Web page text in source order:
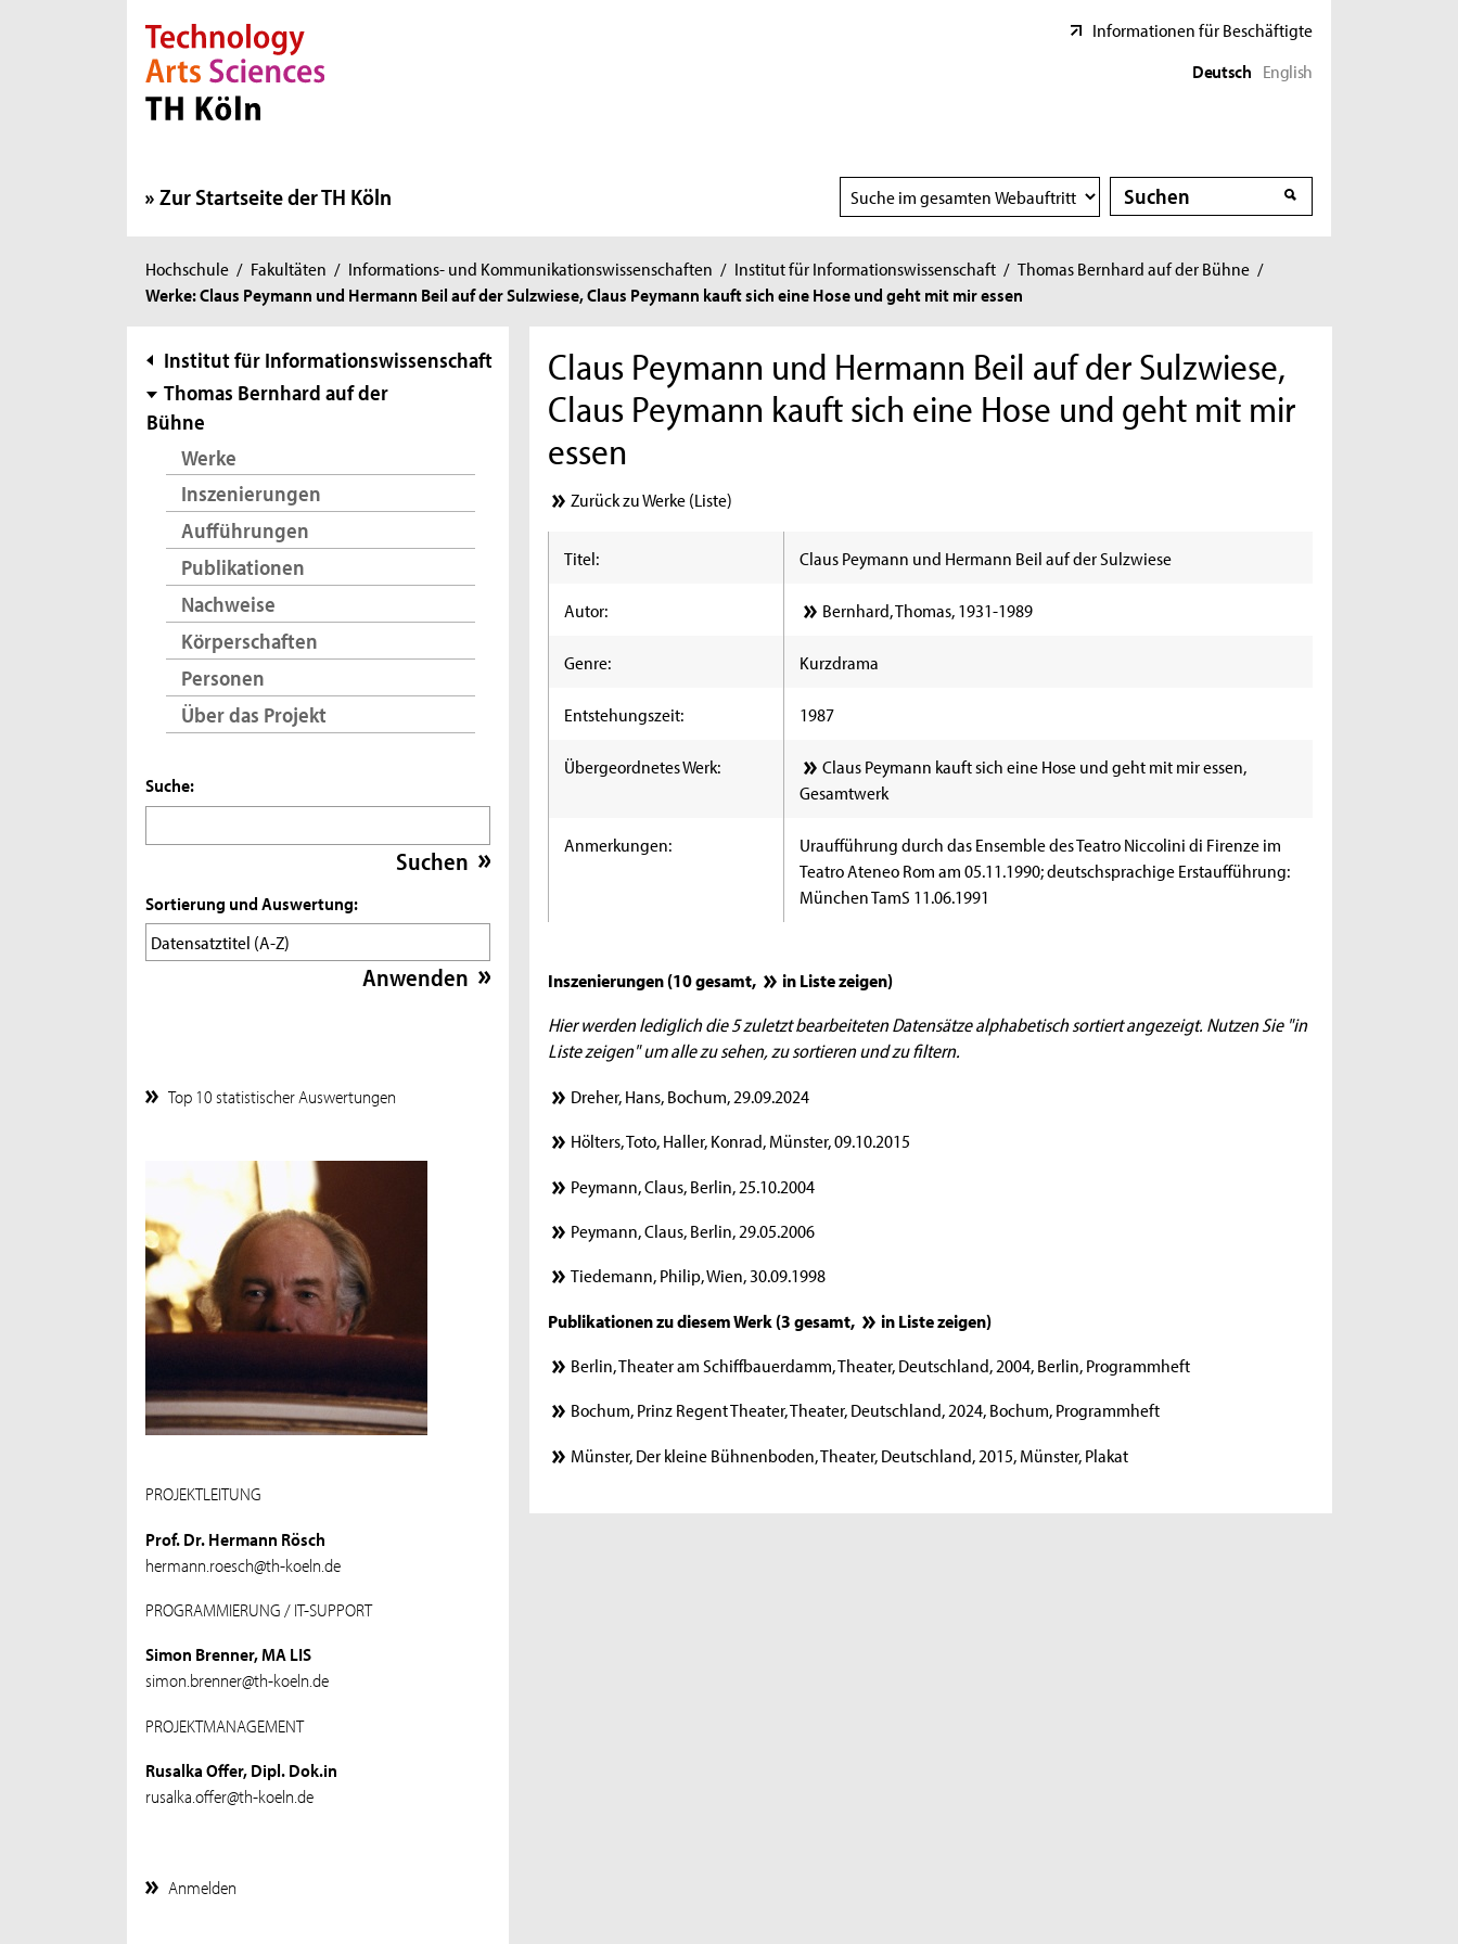
Direkt zur Hauptnavigation
Direkt zur Subnavigation
Direkt zum Inhalt
Direkt zum Fußbereich
Informationen für Beschäftigte
Deutsch English
Zur Startseite der TH Köln
Suchbereich
wählen
Suche
Suche
Sie
sind
Hochschule / Fakultäten / Informations- und Kommunikationswissenschaften / Institut für Informationswissenschaft / Thomas Bernhard auf der Bühne /
Werke: Claus Peymann und Hermann Beil auf der Sulzwiese, Claus Peymann kauft sich eine Hose und geht mit mir essen
Subnavigation
Institut für Informationswissenschaft
Thomas Bernhard auf der
Bühne
Werke
Inszenierungen
Aufführungen
Publikationen
Nachweise
Körperschaften
Personen
Über das Projekt
Suche:
Sortierung und Auswertung:
Top 10 statistischer Auswertungen
PROJEKTLEITUNG
Prof. Dr. Hermann Rösch
hermann.roesch@th-koeln.de
PROGRAMMIERUNG / IT-SUPPORT
Simon Brenner, MA LIS
simon.brenner@th-koeln.de
PROJEKTMANAGEMENT
Rusalka Offer, Dipl. Dok.in
rusalka.offer@th-koeln.de
Anmelden
Claus Peymann und Hermann Beil auf der Sulzwiese,
Claus Peymann kauft sich eine Hose und geht mit mir
essen
Zurück zu Werke (Liste)
Titel: Claus Peymann und Hermann Beil auf der Sulzwiese
Autor: Bernhard, Thomas, 1931-1989
Genre: Kurzdrama
Entstehungszeit: 1987
Übergeordnetes Werk:
Claus Peymann kauft sich eine Hose und geht mit mir essen,
Gesamtwerk
Anmerkungen:
Uraufführung durch das Ensemble des Teatro Niccolini di Firenze im
Teatro Ateneo Rom am 05.11.1990; deutschsprachige Erstaufführung:
München TamS 11.06.1991
Inszenierungen (10 gesamt, in Liste zeigen)
Hier werden lediglich die 5 zuletzt bearbeiteten Datensätze alphabetisch sortiert angezeigt. Nutzen Sie "in
Liste zeigen" um alle zu sehen, zu sortieren und zu filtern.
Dreher, Hans, Bochum, 29.09.2024
Hölters, Toto, Haller, Konrad, Münster, 09.10.2015
Peymann, Claus, Berlin, 25.10.2004
Peymann, Claus, Berlin, 29.05.2006
Tiedemann, Philip, Wien, 30.09.1998
Publikationen zu diesem Werk (3 gesamt,
in Liste zeigen)
Berlin, Theater am Schiffbauerdamm, Theater, Deutschland, 2004, Berlin, Programmheft
Bochum, Prinz Regent Theater, Theater, Deutschland, 2024, Bochum, Programmheft
Münster, Der kleine Bühnenboden, Theater, Deutschland, 2015, Münster, Plakat